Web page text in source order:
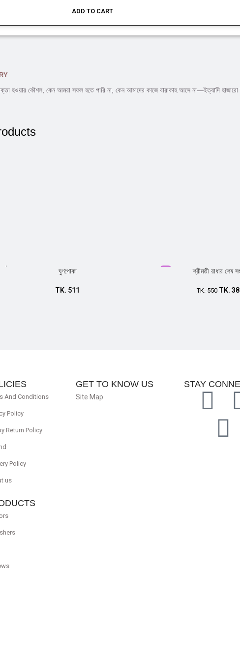
ADD TO CART
হওয়ার কৌশল, কেন আমরা সফল হতে পারি না, কেন আমাদের কাজে বারাকাহ আসে না—ইত্যাদি হাজারো
ঘুণপোকা
TK. 511
শ্রীমতী রাধার শেষ
TK.550 TK.
And Conditions
Policy
Return Policy
Policy
us
GET TO KNOW US
Site Map
STAY